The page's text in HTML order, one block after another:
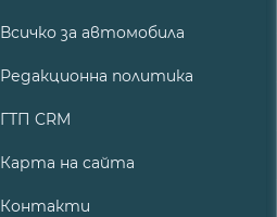
Всичко за автомобила
Редакционна политика
ГТП CRM
Карта на сайта
Контакти